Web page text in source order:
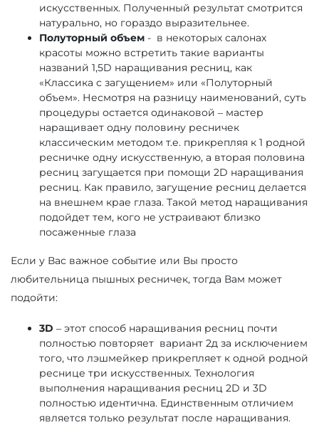
искусственных. Полученный результат смотрится
натурально, но гораздо выразительнее.
Полуторный объем - в некоторых салонах
красоты можно встретить такие варианты
названий 1,5D наращивания ресниц, как
«Классика с загущением» или «Полуторный
объем». Несмотря на разницу наименований, суть
процедуры остается одинаковой – мастер
наращивает одну половину ресничек
классическим методом т.е. прикрепляя к 1 родной
ресничке одну искусственную, а вторая половина
ресниц загущается при помощи 2D наращивания
ресниц. Как правило, загущение ресниц делается
на внешнем крае глаза. Такой метод наращивания
подойдет тем, кого не устраивают близко
посаженные глаза
Если у Вас важное событие или Вы просто
любительница пышных ресничек, тогда Вам может
подойти:
3D – этот способ наращивания ресниц почти
полностью повторяет вариант 2д за исключением
того, что лэшмейкер прикрепляет к одной родной
реснице три искусственных. Технология
выполнения наращивания ресниц 2D и 3D
полностью идентична. Единственным отличием
является только результат после наращивания.